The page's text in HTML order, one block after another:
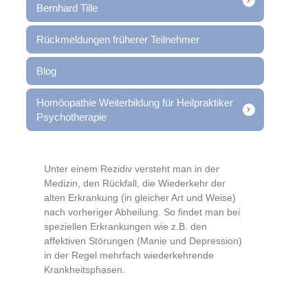
Bernhard Tille
Rückmeldungen früherer Teilnehmer
Blog
Homöopathie Weiterbildung für Heilpraktiker
Psychotherapie
Unter einem Rezidiv versteht man in der
Medizin, den Rückfall, die Wiederkehr der
alten Erkrankung (in gleicher Art und Weise)
nach vorheriger Abheilung. So findet man bei
speziellen Erkrankungen wie z.B. den
affektiven Störungen (Manie und Depression)
in der Regel mehrfach wiederkehrende
Krankheitsphasen.